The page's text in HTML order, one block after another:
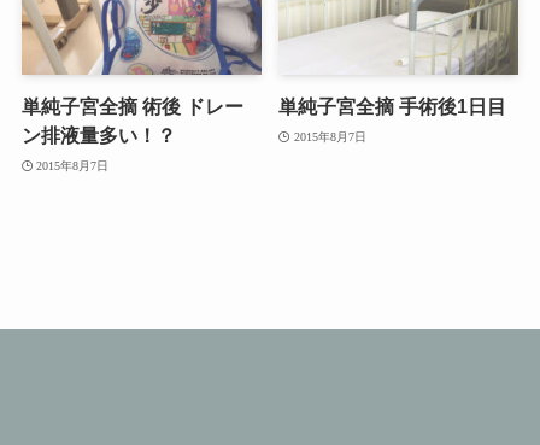
単純子宮全摘 術後 ドレー
ン排液量多い！？
2015年8月7日
単純子宮全摘 手術後1日目
2015年8月7日